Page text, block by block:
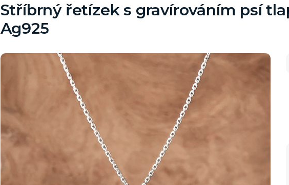
Stříbrný řetízek s gravírováním psí
Ag925